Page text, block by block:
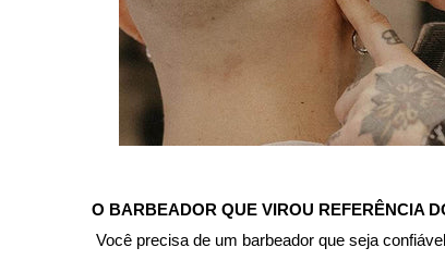
O BARBEADOR QUE VIROU REFERÊNCIA
Você precisa de um barbeador que seja